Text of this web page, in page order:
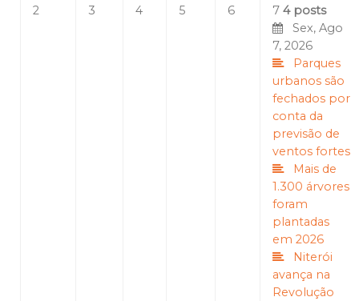
2 3 4 5 6 7 4 posts
Sex, Ago
7, 2026
Parques
urbanos são
fechados por
conta da
previsão de
ventos fortes
Mais de
1.300 árvores
foram
plantadas
em 2026
Niterói
avança na
Revolução